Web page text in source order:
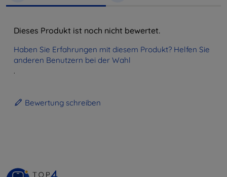
Dieses Produkt ist noch nicht bewertet.
Haben Sie Erfahrungen mit diesem Produkt? Helfen Sie
anderen Benutzern bei der Wahl
.
Bewertung schreiben